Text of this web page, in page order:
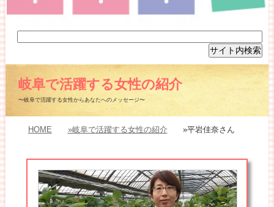
岐阜で活躍する女性の紹介
〜岐阜で活躍する女性からあなたへのメッセージ〜
HOME »岐阜で活躍する女性の紹介 »平岩佳奈さん